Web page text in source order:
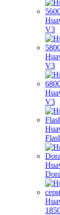
V3
V3
V3